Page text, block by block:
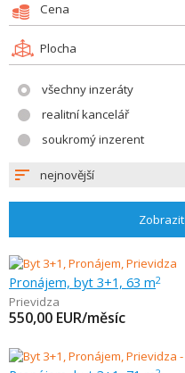
Cena
Plocha
všechny inzeráty
realitní kancelář
soukromý inzerent
nejnovější
Zobrazit
Pronájem, byt 3+1, 63 m2
Prievidza
550,00 EUR/měsíc